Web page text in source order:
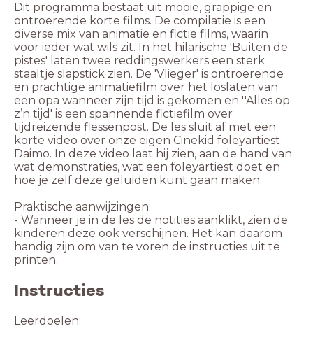
Dit programma bestaat uit mooie, grappige en
ontroerende korte films. De compilatie is een
diverse mix van animatie en fictie films, waarin
voor ieder wat wils zit. In het hilarische 'Buiten de
pistes' laten twee reddingswerkers een sterk
staaltje slapstick zien. De 'Vlieger' is ontroerende
en prachtige animatiefilm over het loslaten van
een opa wanneer zijn tijd is gekomen en ''Alles op
z’n tijd' is een spannende fictiefilm over
tijdreizende flessenpost. De les sluit af met een
korte video over onze eigen Cinekid foleyartiest
Daimo. In deze video laat hij zien, aan de hand van
wat demonstraties, wat een foleyartiest doet en
hoe je zelf deze geluiden kunt gaan maken.
Praktische aanwijzingen:
- Wanneer je in de les de notities aanklikt, zien de
kinderen deze ook verschijnen. Het kan daarom
handig zijn om van te voren de instructies uit te
printen.
Instructies
Leerdoelen: